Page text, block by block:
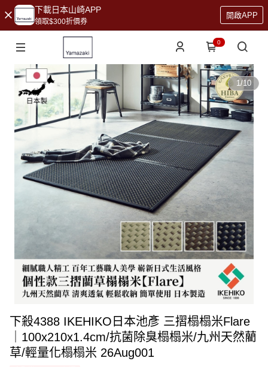
下載日本山崎APP
領取$300折價券
開啟APP
0
1/10
下殺4388 IKEHIKO日本池彥 三摺榻榻米Flare
｜100x210x1.4cm/抗菌除臭榻榻米/九州天然藺
草/輕量化榻榻米 26Aug001